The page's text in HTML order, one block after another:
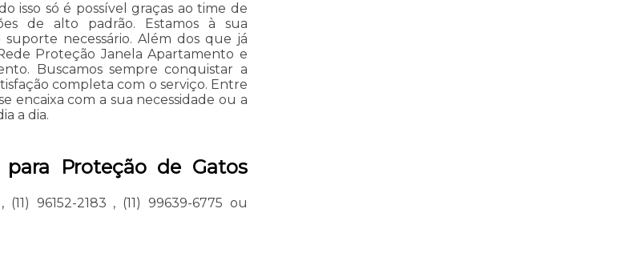
isso só é possível graças ao time de
de alto padrão. Estamos à sua
necessário. Além dos que já
Proteção Janela Apartamento e
Buscamos sempre conquistar a
completa com o serviço. Entre
encaixa com a sua necessidade ou a
a dia.
Proteção de Gatos
, (11) 96152-2183 , (11) 99639-6775 ou